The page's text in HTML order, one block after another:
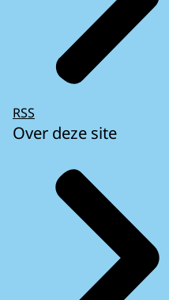
RSS
Over deze site